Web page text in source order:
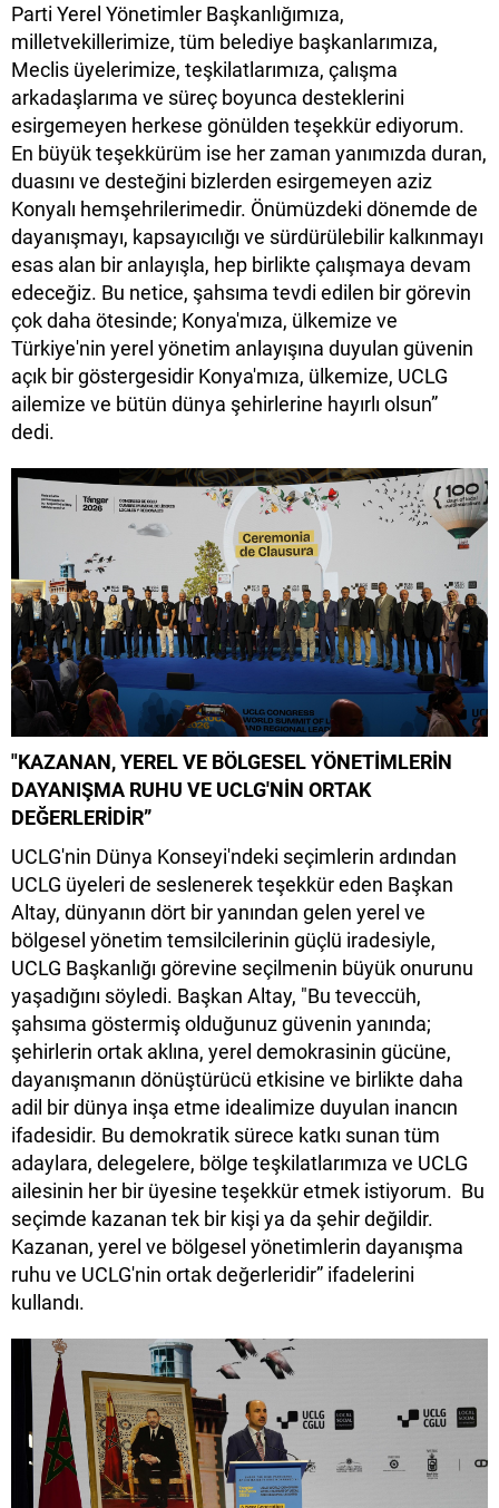
Parti Yerel Yönetimler Başkanlığımıza,
milletvekillerimize, tüm belediye başkanlarımıza,
Meclis üyelerimize, teşkilatlarımıza, çalışma
arkadaşlarıma ve süreç boyunca desteklerini
esirgemeyen herkese gönülden teşekkür ediyorum.
En büyük teşekkürüm ise her zaman yanımızda duran,
duasını ve desteğini bizlerden esirgemeyen aziz
Konyalı hemşehrilerimedir. Önümüzdeki dönemde de
dayanışmayı, kapsayıcılığı ve sürdürülebilir kalkınmayı
esas alan bir anlayışla, hep birlikte çalışmaya devam
edeceğiz. Bu netice, şahsıma tevdi edilen bir görevin
çok daha ötesinde; Konya'mıza, ülkemize ve
Türkiye'nin yerel yönetim anlayışına duyulan güvenin
açık bir göstergesidir Konya'mıza, ülkemize, UCLG
ailemize ve bütün dünya şehirlerine hayırlı olsun”
dedi.
"KAZANAN, YEREL VE BÖLGESEL YÖNETİMLERİN
DAYANIŞMA RUHU VE UCLG'NİN ORTAK
DEĞERLERİDİR”
UCLG'nin Dünya Konseyi'ndeki seçimlerin ardından
UCLG üyeleri de seslenerek teşekkür eden Başkan
Altay, dünyanın dört bir yanından gelen yerel ve
bölgesel yönetim temsilcilerinin güçlü iradesiyle,
UCLG Başkanlığı görevine seçilmenin büyük onurunu
yaşadığını söyledi. Başkan Altay, "Bu teveccüh,
şahsıma göstermiş olduğunuz güvenin yanında;
şehirlerin ortak aklına, yerel demokrasinin gücüne,
dayanışmanın dönüştürücü etkisine ve birlikte daha
adil bir dünya inşa etme idealimize duyulan inancın
ifadesidir. Bu demokratik sürece katkı sunan tüm
adaylara, delegelere, bölge teşkilatlarımıza ve UCLG
ailesinin her bir üyesine teşekkür etmek istiyorum. Bu
seçimde kazanan tek bir kişi ya da şehir değildir.
Kazanan, yerel ve bölgesel yönetimlerin dayanışma
ruhu ve UCLG'nin ortak değerleridir” ifadelerini
kullandı.